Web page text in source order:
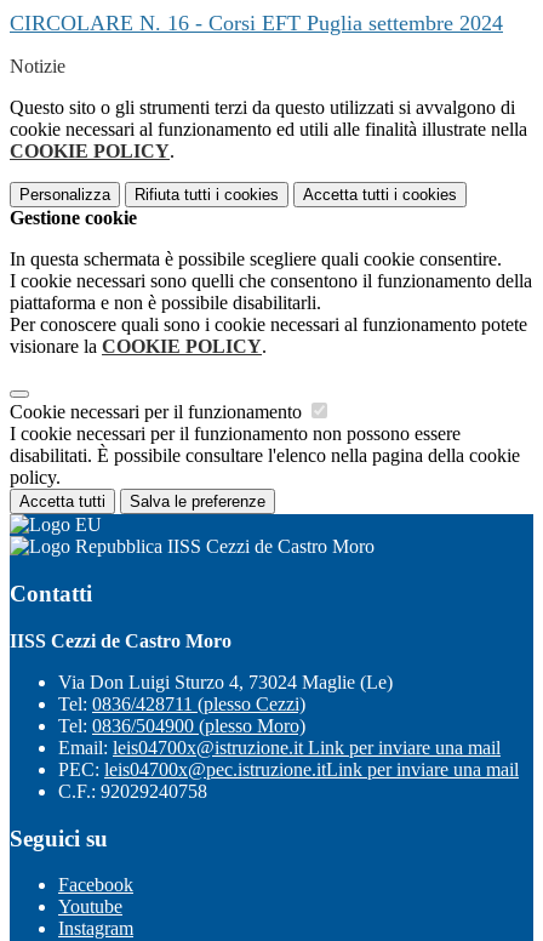
CIRCOLARE N. 16 - Corsi EFT Puglia settembre 2024
Notizie
Questo sito o gli strumenti terzi da questo utilizzati si avvalgono di
cookie necessari al funzionamento ed utili alle finalità illustrate nella
COOKIE POLICY.
Personalizza Rifiuta tutti i cookies Accetta tutti i cookies
Gestione cookie
In questa schermata è possibile scegliere quali cookie consentire.
I cookie necessari sono quelli che consentono il funzionamento della
piattaforma e non è possibile disabilitarli.
Per conoscere quali sono i cookie necessari al funzionamento potete
visionare la COOKIE POLICY.
Cookie necessari per il funzionamento
I cookie necessari per il funzionamento non possono essere
disabilitati. È possibile consultare l'elenco nella pagina della cookie
policy.
Accetta tutti Salva le preferenze
IISS Cezzi de Castro Moro
Contatti
IISS Cezzi de Castro Moro
Via Don Luigi Sturzo 4, 73024 Maglie (Le)
Tel: 0836/428711 (plesso Cezzi)
Tel: 0836/504900 (plesso Moro)
Email: leis04700x@istruzione.it Link per inviare una mail
PEC: leis04700x@pec.istruzione.itLink per inviare una mail
C.F.: 92029240758
Seguici su
Facebook
Youtube
Instagram